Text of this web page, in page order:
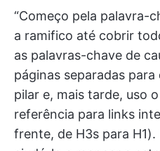
“Começo pela palavra-
a ramifico até cobrir
as palavras-chave de
páginas separadas
pilar e, mais tarde, uso
referência para links
frente, de H3s para